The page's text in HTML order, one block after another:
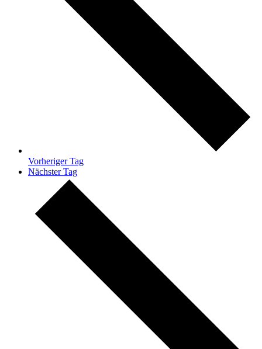
Vorheriger Tag
Nächster Tag